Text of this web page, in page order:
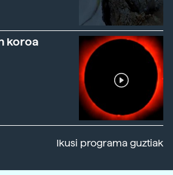
koroa
Ikusi programa guztiak